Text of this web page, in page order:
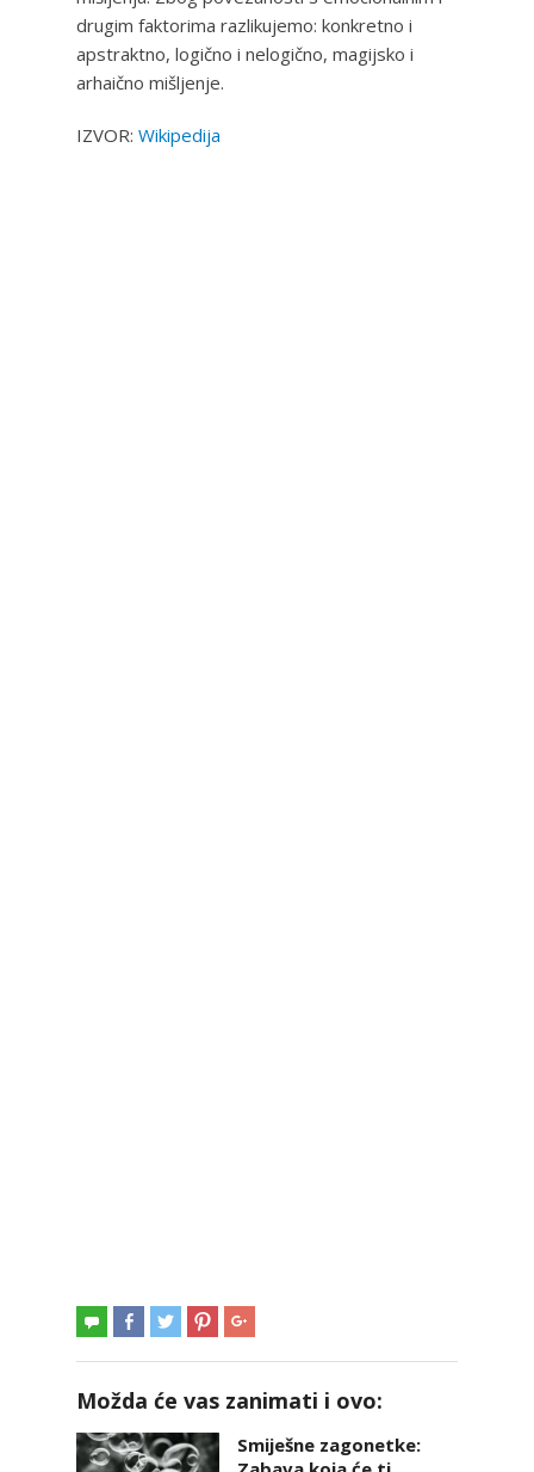
drugim faktorima razlikujemo: konkretno i
apstraktno, logično i nelogično, magijsko i
arhaično mišljenje.
IZVOR: Wikipedija
Možda će vas zanimati i ovo:
Smiješne zagonetke: